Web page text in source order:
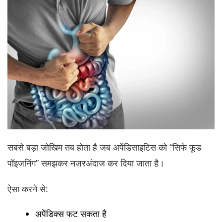
सबसे बड़ा जोखिम तब होता है जब अपेंडिसाइटिस को “सिर्फ फूड
पॉइजनिंग” समझकर नजरअंदाज कर दिया जाता है।
ऐसा करने से:
अपेंडिक्स फट सकता है